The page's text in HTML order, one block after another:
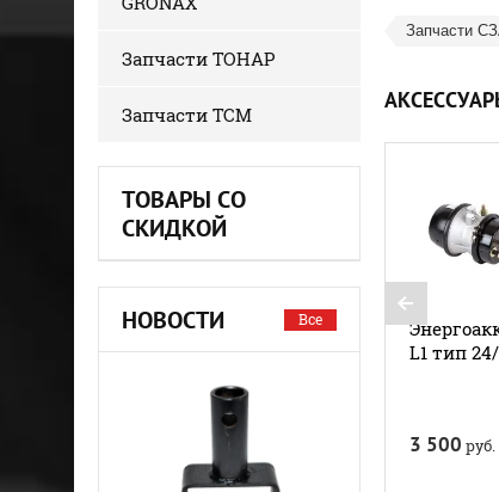
Запчасти ТОНАР
Запчасти ТСМ
ТОВАРЫ СО
СКИДКОЙ
НОВОСТИ Все
Запчасти
L1 тип
3 500 руб.